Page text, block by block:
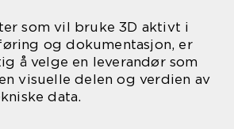
som vil bruke 3D aktivt i
og dokumentasjon, er
å velge en leverandør som
visuelle delen og verdien av
data.